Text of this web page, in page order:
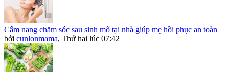
Cẩm nang chăm sóc sau sinh mổ tại nhà giúp mẹ hồi phục an toàn
bởi cunlonmama, Thứ hai lúc 07:42